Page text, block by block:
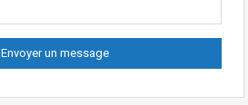
Envoyer un message